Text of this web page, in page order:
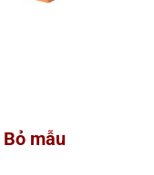
mẫu